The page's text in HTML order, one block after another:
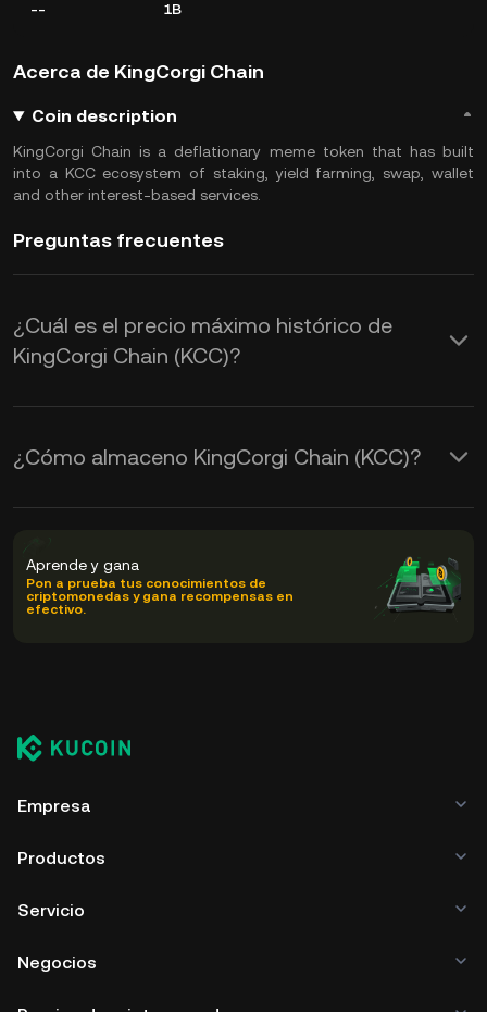
-- 1B
Acerca de KingCorgi Chain
Coin description
KingCorgi Chain is a deflationary meme token that has built
into a KCC ecosystem of staking, yield farming, swap, wallet
and other interest-based services.
Preguntas frecuentes
¿Cuál es el precio máximo histórico de
KingCorgi Chain (KCC)?
¿Cómo almaceno KingCorgi Chain (KCC)?
Aprende y gana
Pon a prueba tus conocimientos de
criptomonedas y gana recompensas en
efectivo.
Empresa
Productos
Servicio
Negocios